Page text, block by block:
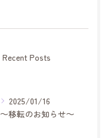
Recent Posts
2025/01/16
～移転のお知らせ～